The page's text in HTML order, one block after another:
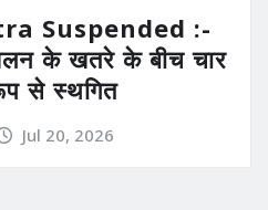
Suspended :-
के खतरे के बीच चार
से स्थगित
Jul 20, 2026